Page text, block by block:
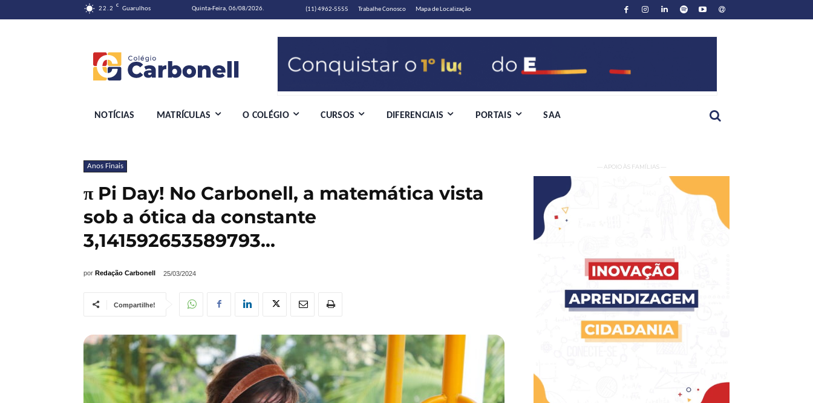
22.2 C Guarulhos Quinta-Feira, 06/08/2026. (11) 4962-5555 Trabalhe Conosco Mapa de Localização
NOTÍCIAS MATRÍCULAS O COLÉGIO CURSOS DIFERENCIAIS PORTAIS SAA
Anos Finais
π Pi Day! No Carbonell, a matemática vista
sob a ótica da constante
3,141592653589793…
por Redação Carbonell 25/03/2024
Compartilhe!
— APOIO ÀS FAMÍLIAS —